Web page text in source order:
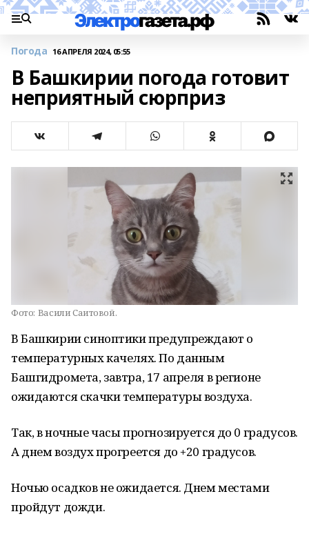
Погода 16 АПРЕЛЯ 2024, 05:55
В Башкирии погода готовит
неприятный сюрприз
Фото: Васили Саитовой.
В Башкирии синоптики предупреждают о
температурных качелях. По данным
Башгидромета, завтра, 17 апреля в регионе
ожидаются скачки температуры воздуха.
Так, в ночные часы прогнозируется до 0 градусов.
А днем воздух прогреется до +20 градусов.
Ночью осадков не ожидается. Днем местами
пройдут дожди.